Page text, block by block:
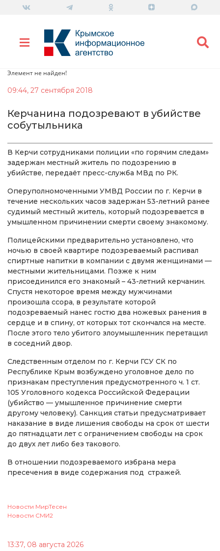
Элемент не найден!
09:44, 27 сентября 2018
Керчанина подозревают в убийстве
собутыльника
В Керчи сотрудниками полиции «по горячим следам»
задержан местный житель по подозрению в
убийстве, передаёт пресс-служба МВд по РК.
Оперуполномоченными УМВД России по г. Керчи в
течение нескольких часов задержан 53-летний ранее
судимый местный житель, который подозревается в
умышленном причинении смерти своему знакомому.
Полицейскими предварительно установлено, что
ночью в своей квартире подозреваемый распивал
спиртные напитки в компании с двумя женщинами —
местными жительницами. Позже к ним
присоединился его знакомый – 43-летний керчанин.
Спустя некоторое время между мужчинами
произошла ссора, в результате которой
подозреваемый нанес гостю два ножевых ранения в
сердце и в спину, от которых тот скончался на месте.
После этого тело убитого злоумышленник перетащил
в соседний двор.
Следственным отделом по г. Керчи ГСУ СК по
Республике Крым возбуждено уголовное дело по
признакам преступления предусмотренного ч. 1 ст.
105 Уголовного кодекса Российской Федерации
(убийство — умышленное причинение смерти
другому человеку). Санкция статьи предусматривает
наказание в виде лишения свободы на срок от шести
до пятнадцати лет с ограничением свободы на срок
до двух лет либо без такового.
В отношении подозреваемого избрана мера
пресечения в виде содержания под стражей.
Новости МирТесен
Новости СМИ2
13:37, 08 августа 2026